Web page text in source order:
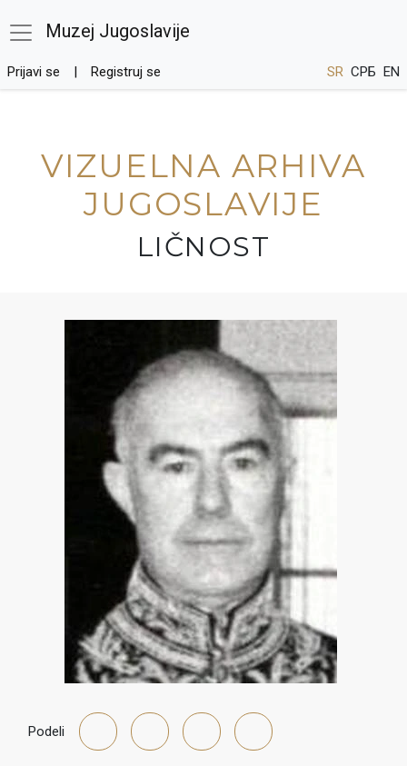
Muzej Jugoslavije
Prijavi se Registruj se SR СРБ EN
VIZUELNA ARHIVA
JUGOSLAVIJE
LIČNOST
Podeli